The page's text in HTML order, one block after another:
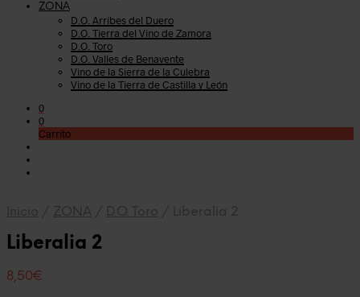
ZONA
D.O. Arribes del Duero
D.O. Tierra del Vino de Zamora
D.O. Toro
D.O. Valles de Benavente
Vino de la Sierra de la Culebra
Vino de la Tierra de Castilla y León
0
0
Carrito
Inicio ZONA D.O. Toro Liberalia 2
Liberalia 2
8,50€